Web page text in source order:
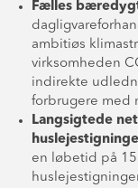
Fælles
ambitiøs
virksomheden
indirekte
forbrugere med
Langsigtede
en løbetid på